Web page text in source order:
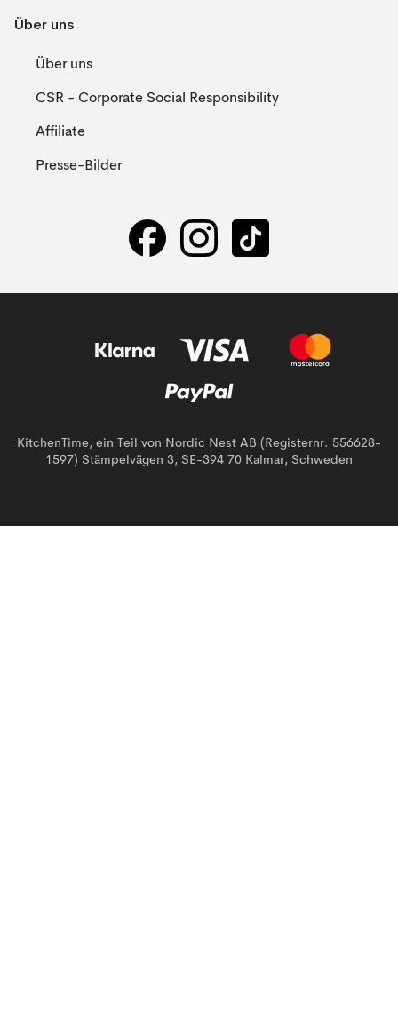
Über uns
Über uns
CSR - Corporate Social Responsibility
Affiliate
Presse-Bilder
KitchenTime, ein Teil von Nordic Nest AB (Registernr. 556628-
1597) Stämpelvägen 3, SE-394 70 Kalmar, Schweden